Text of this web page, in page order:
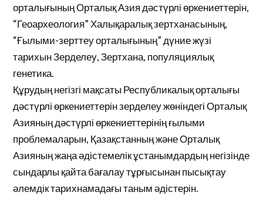
орталығының Орталық Азия дәстүрлі өркениеттерін,
“Геоархеология” Халықаралық зертханасының,
“Ғылыми-зерттеу орталығының” дүние жүзі
тарихын Зерделеу, Зертхана, популяциялық
генетика.
Құрудың негізгі мақсаты Республикалық орталығы
дәстүрлі өркениеттерін зерделеу жөніндегі Орталық
Азияның дәстүрлі өркениеттерінің ғылыми
проблемаларын, Қазақстанның және Орталық
Азияның жаңа әдістемелік ұстанымдардың негізінде
сындарлы қайта бағалау тұрғысынан пысықтау
әлемдік тарихнамадағы таным әдістерін.